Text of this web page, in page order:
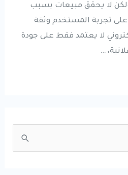
لا يحقق مبيعات بسبب
تجربة المستخدم وثقة
لا يعتمد فقط على جودة
…